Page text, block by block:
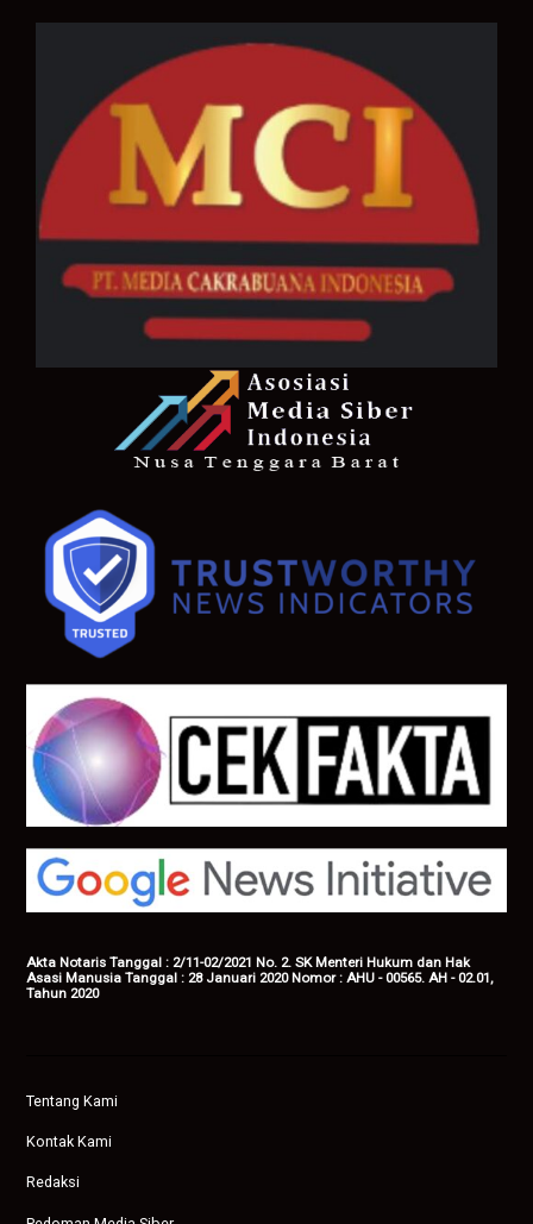
Akta Notaris Tanggal : 2/11-02/2021 No. 2. SK Menteri Hukum dan Hak
Asasi Manusia Tanggal : 28 Januari 2020 Nomor : AHU - 00565. AH - 02.01,
Tahun 2020
Tentang Kami
Kontak Kami
Redaksi